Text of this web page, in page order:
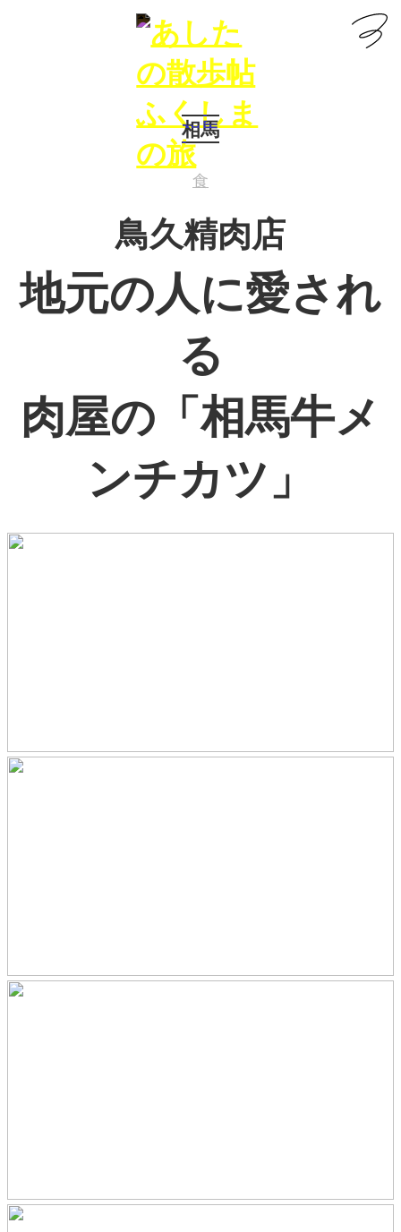
相馬
食
鳥久精肉店
地元の人に愛され
る
肉屋の「相馬牛メ
ンチカツ」